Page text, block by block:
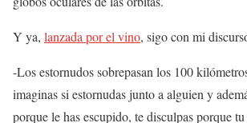
Y ya, lanzada por el vino, sigo con mi
-Los estornudos sobrepasan los 100
imaginas si estornudas junto a alguien y
porque le has escupido, te disculpas porque